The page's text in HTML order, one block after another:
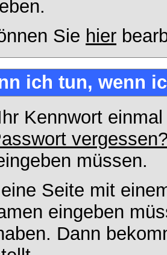
Sie hier
ich tun, wenn
Kennwort
müssen.
Seite mit
eingeben
Dann